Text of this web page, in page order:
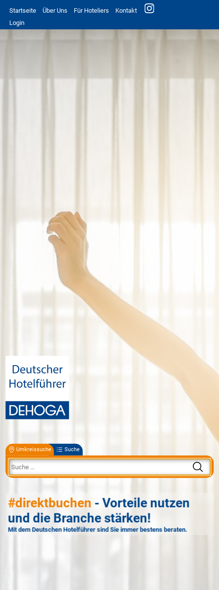
Startseite Über Uns Für Hoteliers
Kontakt
Login
Umkreissuche Suche
#direktbuchen - Vorteile nutzen
und die Branche stärken!
Mit dem Deutschen Hotelführer sind Sie immer bestens beraten.